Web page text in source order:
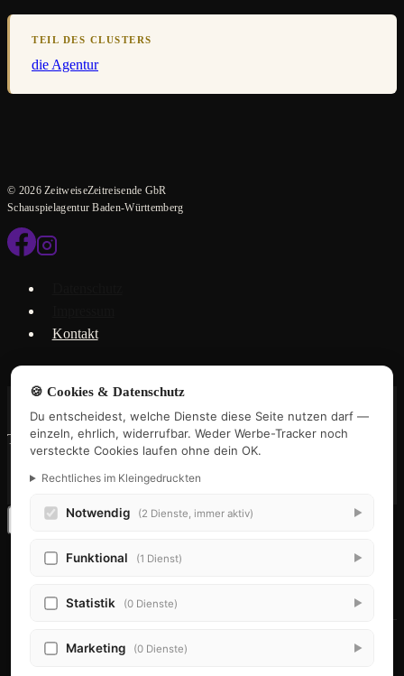
TEIL DES CLUSTERS
die Agentur
© 2026 ZeitweiseZeitreisende GbR
Schauspielagentur Baden-Württemberg
Kontakt
Teil desMarstaller Universums
ZeitweiseZeitreisende
Ensemble
UMSCHALTEN
Schauspieler
🍪 Cookies & Datenschutz
Du entscheidest, welche Dienste diese Seite nutzen darf —
einzeln, ehrlich, widerrufbar. Weder Werbe-Tracker noch
versteckte Cookies laufen ohne dein OK.
Rechtliches im Kleingedruckten
Notwendig (2 Dienste, immer aktiv) ▶
Funktional (1 Dienst) ▶
Statistik (0 Dienste) ▶
Marketing (0 Dienste) ▶